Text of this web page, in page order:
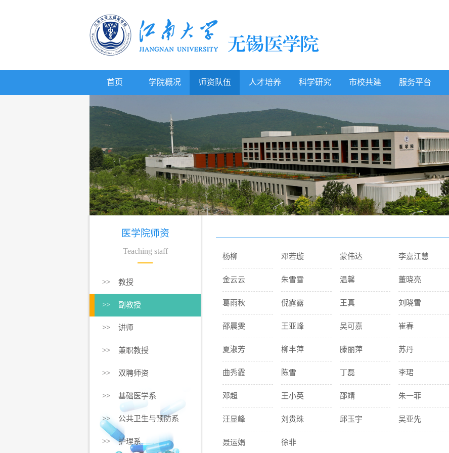
首页 学院概况 师资队伍 人才培养 科学研究 市校共建 服务平台
医学院师资
Teaching staff
>> 教授
>> 副教授
>> 讲师
>> 兼职教授
>> 双聘师资
>> 基础医学系
>> 公共卫生与预防系
>> 护理系
杨柳 邓若璇 蒙伟达 李嘉江慧
金云云 朱雪雪 温馨 董晓亮
葛雨秋 倪露露 王真 刘晓雪
邵晨雯 王亚峰 吴可嘉 崔春
夏淑芳 柳丰萍 滕丽萍 苏丹
曲秀霞 陈雪 丁磊 李珺
邓超 王小英 邵靖 朱一菲
汪显峰 刘贵珠 邱玉宇 吴亚先
聂运娟 徐非